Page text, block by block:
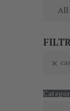
All
